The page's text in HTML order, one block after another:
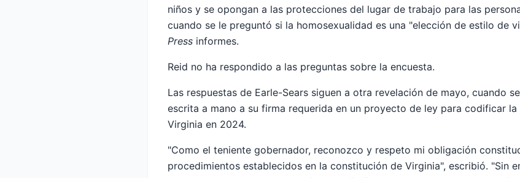
niños y se opongan a las protecciones del lugar de trabajo para las
cuando se le preguntó si la homosexualidad es una "elección de estilo de
Press informes.
Reid no ha respondido a las preguntas sobre la encuesta.
Las respuestas de Earle-Sears siguen a otra revelación de mayo, cuando
escrita a mano a su firma requerida en un proyecto de ley para codificar
Virginia en 2024.
"Como el teniente gobernador, reconozco y respeto mi obligación
procedimientos establecidos en la constitución de Virginia", escribió. "Sin